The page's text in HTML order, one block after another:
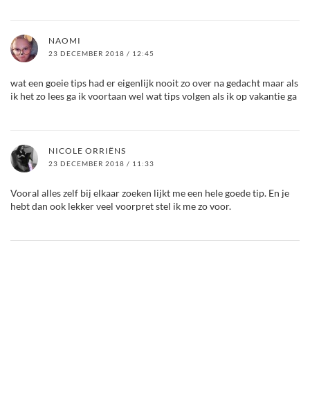
NAOMI
23 DECEMBER 2018 / 12:45
wat een goeie tips had er eigenlijk nooit zo over na gedacht maar als
ik het zo lees ga ik voortaan wel wat tips volgen als ik op vakantie ga
NICOLE ORRIËNS
23 DECEMBER 2018 / 11:33
Vooral alles zelf bij elkaar zoeken lijkt me een hele goede tip. En je
hebt dan ook lekker veel voorpret stel ik me zo voor.